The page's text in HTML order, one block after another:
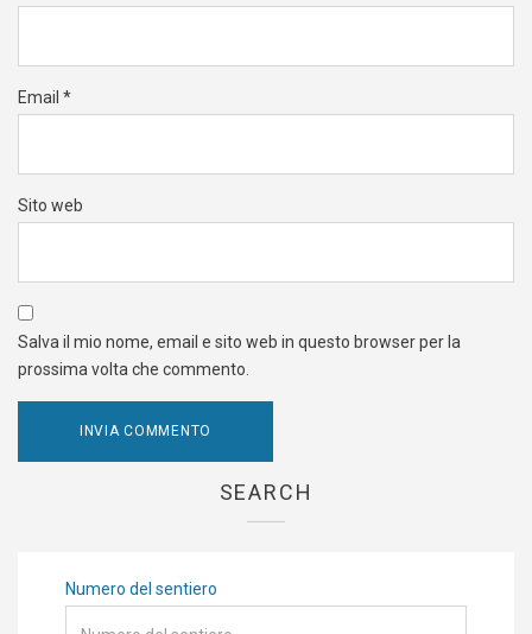
Email *
Sito web
Salva il mio nome, email e sito web in questo browser per la
prossima volta che commento.
SEARCH
Numero del sentiero